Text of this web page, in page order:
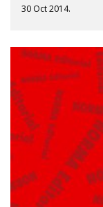
30 Oct 2014.